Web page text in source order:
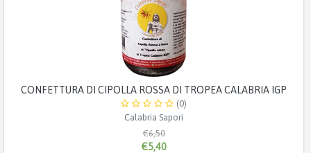
CONFETTURA DI CIPOLLA ROSSA DI TROPEA CALABRIA IGP
(0)
Calabria Sapori
€6,50
€5,40